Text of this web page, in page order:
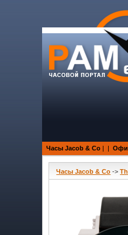
Часы Jacob & Co | |
Часы Jacob & Co ->